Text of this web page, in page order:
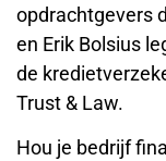
opdrachtgevers
en Erik Bolsius
de
Trust & Law.
Hou je bedrijf